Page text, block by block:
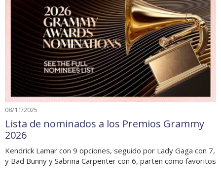
08/11/2025
Lista de nominados a los Premios Grammy
2026
Kendrick Lamar con 9 opciones, seguido por Lady Gaga con 7,
y Bad Bunny y Sabrina Carpenter con 6, parten como favoritos